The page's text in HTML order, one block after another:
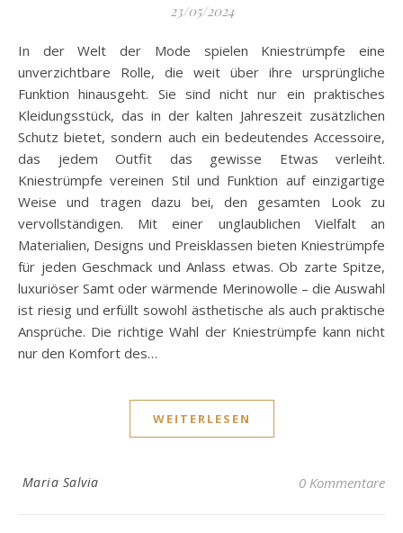
23/05/2024
In der Welt der Mode spielen Kniestrümpfe eine
unverzichtbare Rolle, die weit über ihre ursprüngliche
Funktion hinausgeht. Sie sind nicht nur ein praktisches
Kleidungsstück, das in der kalten Jahreszeit zusätzlichen
Schutz bietet, sondern auch ein bedeutendes Accessoire,
das jedem Outfit das gewisse Etwas verleiht.
Kniestrümpfe vereinen Stil und Funktion auf einzigartige
Weise und tragen dazu bei, den gesamten Look zu
vervollständigen. Mit einer unglaublichen Vielfalt an
Materialien, Designs und Preisklassen bieten Kniestrümpfe
für jeden Geschmack und Anlass etwas. Ob zarte Spitze,
luxuriöser Samt oder wärmende Merinowolle – die Auswahl
ist riesig und erfüllt sowohl ästhetische als auch praktische
Ansprüche. Die richtige Wahl der Kniestrümpfe kann nicht
nur den Komfort des…
WEITERLESEN
Maria Salvia 0 Kommentare